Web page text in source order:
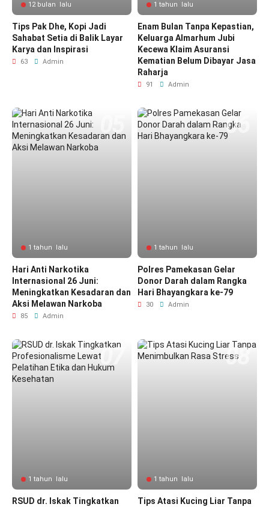
12 bulan lalu
Tips Pak Dhe, Kopi Jadi
Sahabat Setia di Balik Layar
Karya dan Inspirasi
63 Admin
1 tahun lalu
Enam Bulan Tanpa Kepastian,
Keluarga Almarhum Jubi
Kecewa Klaim Asuransi
Kematian Belum Dibayar Jasa
Raharja
91 Admin
1 tahun lalu
Hari Anti Narkotika
Internasional 26 Juni:
Meningkatkan Kesadaran dan
Aksi Melawan Narkoba
85 Admin
1 tahun lalu
Polres Pamekasan Gelar
Donor Darah dalam Rangka
Hari Bhayangkara ke-79
30 Admin
1 tahun lalu
RSUD dr. Iskak Tingkatkan
1 tahun lalu
Tips Atasi Kucing Liar Tanpa